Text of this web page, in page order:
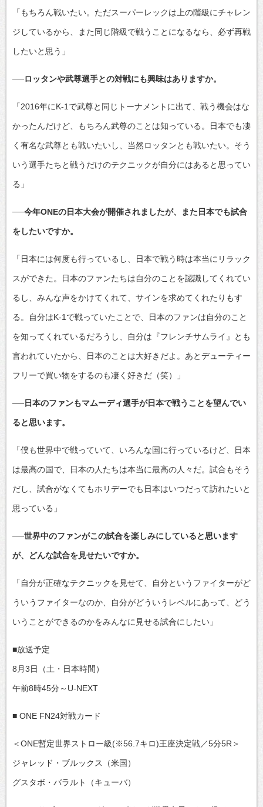
「もちろん戦いたい。ただスーパーレックは上の階級にチャレン
ジしているから、また同じ階級で戦うことになるなら、必ず再戦
したいと思う」
──ロッタンや武尊選手との対戦にも興味はありますか。
「2016年にK-1で武尊と同じトーナメントに出て、戦う機会はな
かったんだけど、もちろん武尊のことは知っている。日本でも凄
く有名な武尊とも戦いたいし、当然ロッタンとも戦いたい。そう
いう選手たちと戦うだけのテクニックが自分にはあると思ってい
る」
──今年ONEの日本大会が開催されましたが、また日本でも試合
をしたいですか。
「日本には何度も行っているし、日本で戦う時は本当にリラック
スができた。日本のファンたちは自分のことを認識してくれてい
るし、みんな声をかけてくれて、サインを求めてくれたりもす
る。自分はK-1で戦っていたことで、日本のファンは自分のこと
を知ってくれているだろうし、自分は『フレンチサムライ』とも
言われていたから、日本のことは大好きだよ。あとデューティー
フリーで買い物をするのも凄く好きだ（笑）」
──日本のファンもマムーディ選手が日本で戦うことを望んでい
ると思います。
「僕も世界中で戦っていて、いろんな国に行っているけど、日本
は最高の国で、日本の人たちは本当に最高の人々だ。試合もそう
だし、試合がなくてもホリデーでも日本はいつだって訪れたいと
思っている」
──世界中のファンがこの試合を楽しみにしていると思います
が、どんな試合を見せたいですか。
「自分が正確なテクニックを見せて、自分というファイターがど
ういうファイターなのか、自分がどういうレベルにあって、どう
いうことができるのかをみんなに見せる試合にしたい」
■放送予定
8月3日（土・日本時間）
午前8時45分～U-NEXT
■ ONE FN24対戦カード
＜ONE暫定世界ストロー級(※56.7キロ)王座決定戦／5分5R＞
ジャレッド・ブルックス（米国）
グスタボ・バラルト（キューバ）